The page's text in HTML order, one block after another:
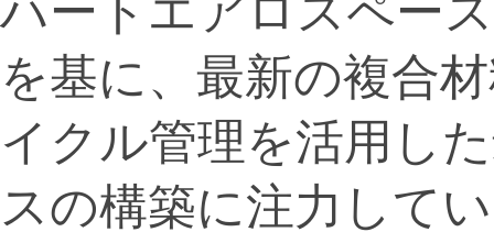
ハートエアロスペー
を基に、最新の複合
イクル管理を活用し
スの構築に注力して